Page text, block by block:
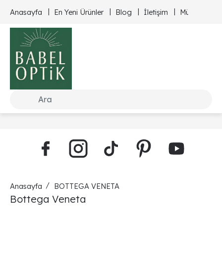
Anasayfa En Yeni Ürünler Blog İletişim Müşteri
Anasayfa BOTTEGA VENETA
Bottega Veneta